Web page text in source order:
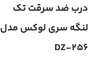
درب ضد سرقت تک
لنگه سری لوکس مدل
DZ-256